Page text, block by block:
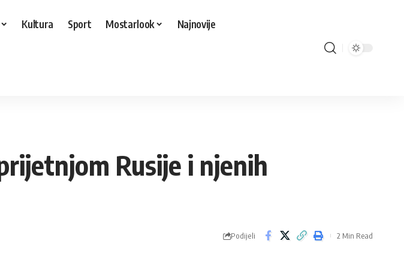
Kultura Sport Mostarlook Najnovije
Rusije i njenih
Podijeli 2 Min Read